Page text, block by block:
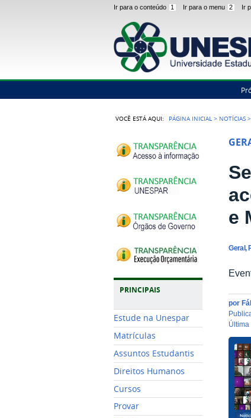
Ir para o conteúdo 1 Ir para o menu 2 Ir
VOCÊ ESTÁ AQUI: PÁGINA INICIAL > NOTÍCIAS
PRINCIPAIS
Estude na Unespar
Matrículas
Assuntos Estudantis
Direitos Humanos
Cursos
Provar
e
Geral,
por